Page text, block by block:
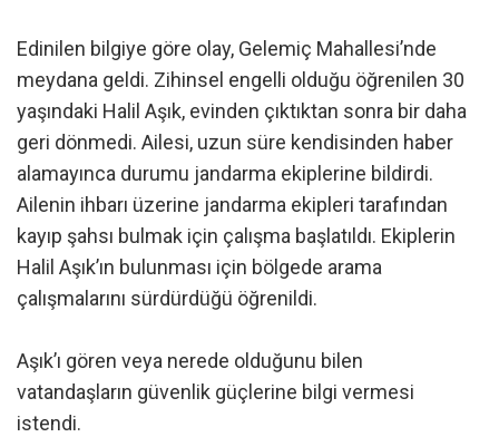
Edinilen bilgiye göre olay, Gelemiç Mahallesi’nde
meydana geldi. Zihinsel engelli olduğu öğrenilen 30
yaşındaki Halil Aşık, evinden çıktıktan sonra bir daha
geri dönmedi. Ailesi, uzun süre kendisinden haber
alamayınca durumu jandarma ekiplerine bildirdi.
Ailenin ihbarı üzerine jandarma ekipleri tarafından
kayıp şahsı bulmak için çalışma başlatıldı. Ekiplerin
Halil Aşık’ın bulunması için bölgede arama
çalışmalarını sürdürdüğü öğrenildi.
Aşık’ı gören veya nerede olduğunu bilen
vatandaşların güvenlik güçlerine bilgi vermesi
istendi.